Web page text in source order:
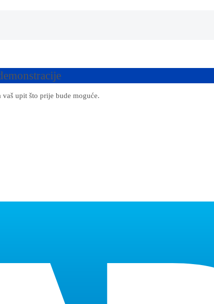
upit što prije bude moguće.